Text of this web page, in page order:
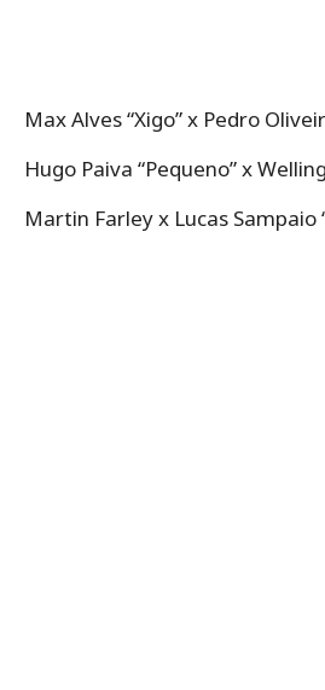
Max Alves “Xigo” x Pedro
Hugo Paiva “Pequeno” x
Martin Farley x Lucas Sampaio